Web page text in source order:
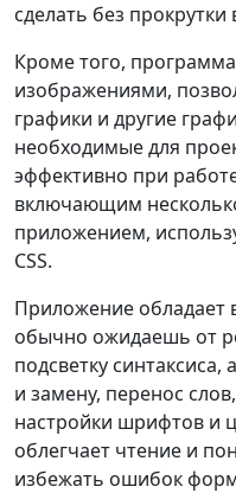
сделать без прокрутки
Кроме того,
изображениями,
графики и другие
необходимые для
эффективно при
включающим
приложением,
CSS.
Приложение обладает
обычно ожидаешь от
подсветку синтаксиса,
и замену, перенос
настройки шрифтов и
облегчает чтение и
избежать ошибок